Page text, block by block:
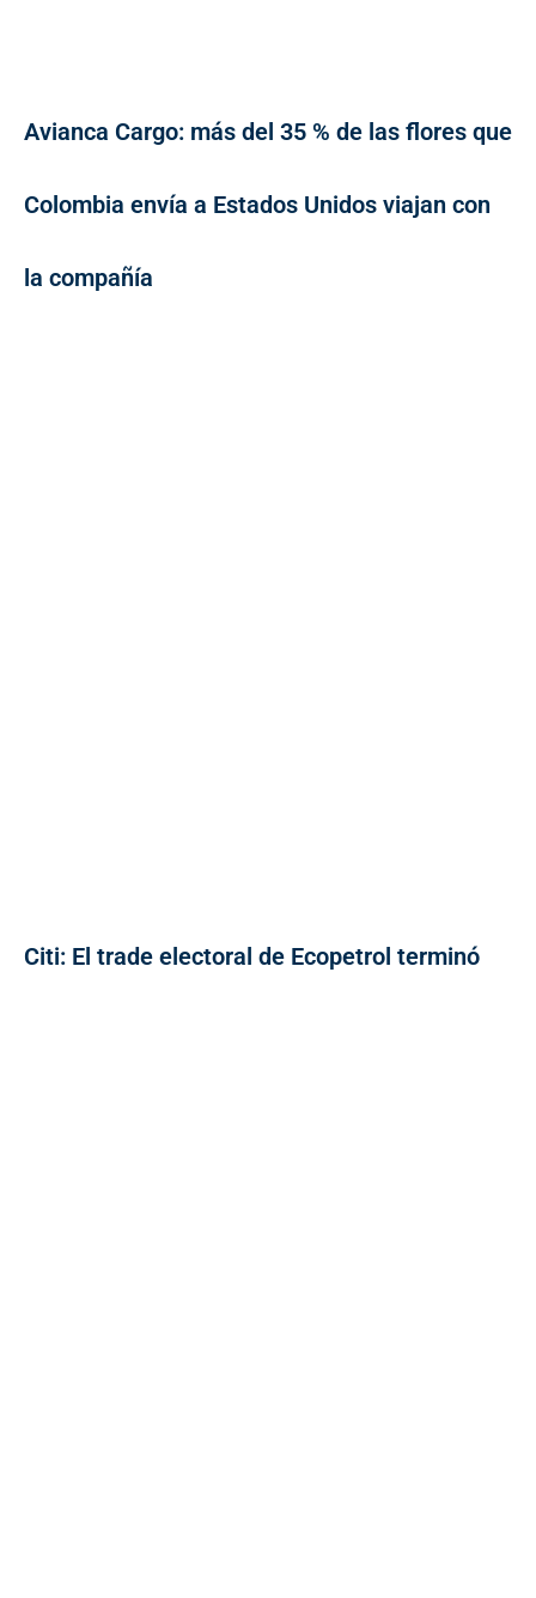
Avianca Cargo: más del 35 % de las flores que
Colombia envía a Estados Unidos viajan con
la compañía
Citi: El trade electoral de Ecopetrol terminó